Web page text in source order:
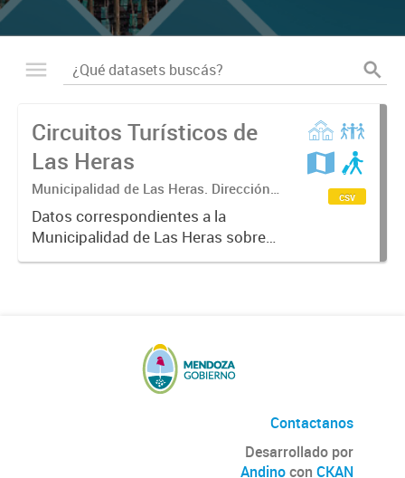
Circuitos Turísticos de
Las Heras
Municipalidad de Las Heras. Dirección
de Turismo.
Datos correspondientes a la
Municipalidad de Las Heras sobre
circuitos turísticos del
csv
Contactanos
Desarrollado por
Andinocon CKAN